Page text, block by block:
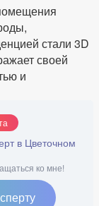
стали 3D
своей
и
в Цветочном
ко мне!